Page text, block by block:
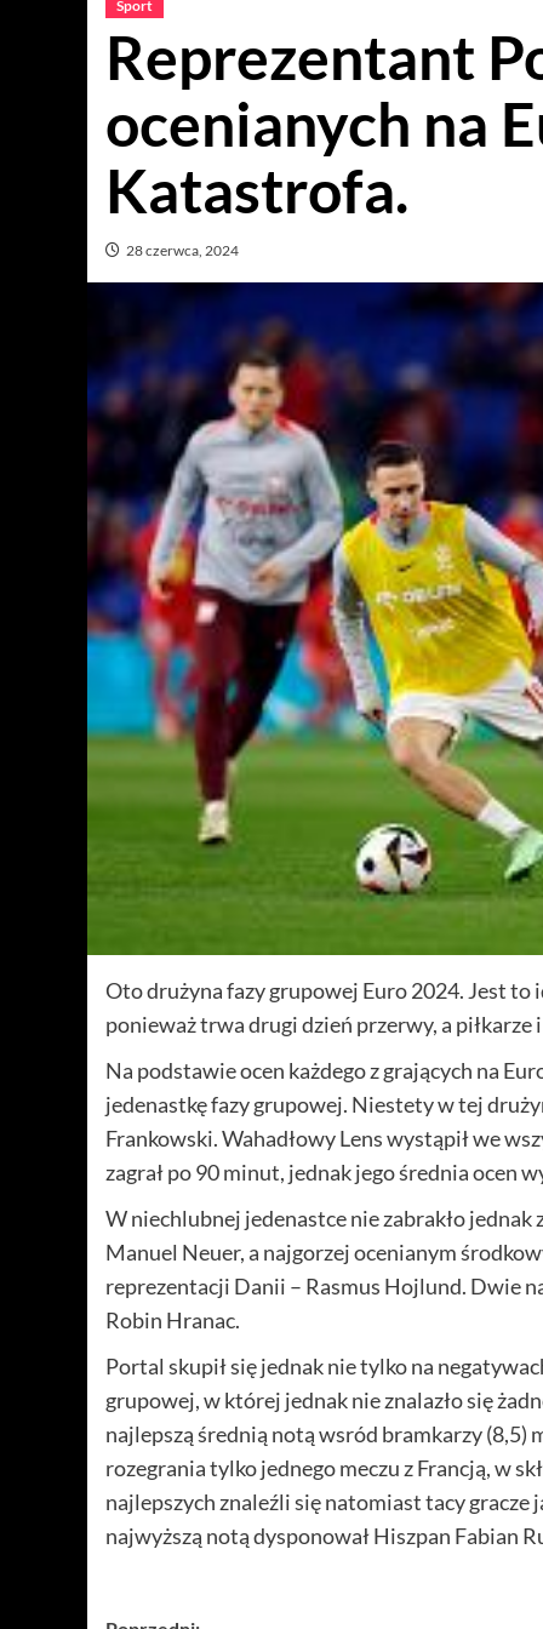
Sport
Reprezentant
ocenianych na
Katastrofa.
28 czerwca, 2024
Oto drużyna fazy grupowej Euro 2024. Jest
ponieważ trwa drugi dzień przerwy, a piłkarze
Na podstawie ocen każdego z grających na
jedenastkę fazy grupowej. Niestety w tej
Frankowski. Wahadłowy Lens wystąpił we
zagrał po 90 minut, jednak jego średnia ocen
W niechlubnej jedenastce nie zabrakło
Manuel Neuer, a najgorzej ocenianym
reprezentacji Danii – Rasmus Hojlund. Dwie
Robin Hranac.
Portal skupił się jednak nie tylko na
grupowej, w której jednak nie znalazło się
najlepszą średnią notą wsród bramkarzy (8,5)
rozegrania tylko jednego meczu z Francją, w
najlepszych znaleźli się natomiast tacy gracze
najwyższą notą dysponował Hiszpan Fabian